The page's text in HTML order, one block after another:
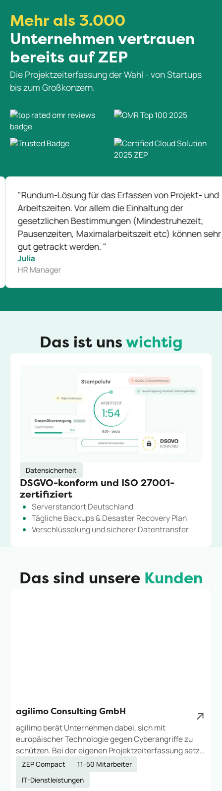
Mehr als 3.000
Unternehmen vertrauen
bereits auf ZEP
Die Projektzeiterfassung der Wahl - von Startups
bis zum Großkonzern.
Lösung für das Erfassen von Projekt- und
Vor allem die Einhaltung der
Bestimmungen (Mindestruhezeit,
Maximalarbeitszeit etc) können sehr
werden. "
Das ist uns wichtig
Datensicherheit
DSGVO-konform und ISO 27001-
zertifiziert
Serverstandort Deutschland
Tägliche Backups & Desaster Recovery Plan
Verschlüsselung und sicherer Datentransfer
Das sind unsere Kunden
agilimo Consulting GmbH
agilimo berät Unternehmen dabei, sich mit
europäischer Technologie gegen Cyberangriffe zu
schützen. Bei der eigenen Projektzeiterfassung setzt
das Unternehmen aus Elsenfeld seit 2016 auf ZEP –
aus denselben Gründen, die es auch seinen eigenen
Kunden empfiehlt.
ZEP Compact
11-50 Mitarbeiter
IT-Dienstleistungen